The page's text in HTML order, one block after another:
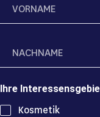
Ihre
Kosmetik